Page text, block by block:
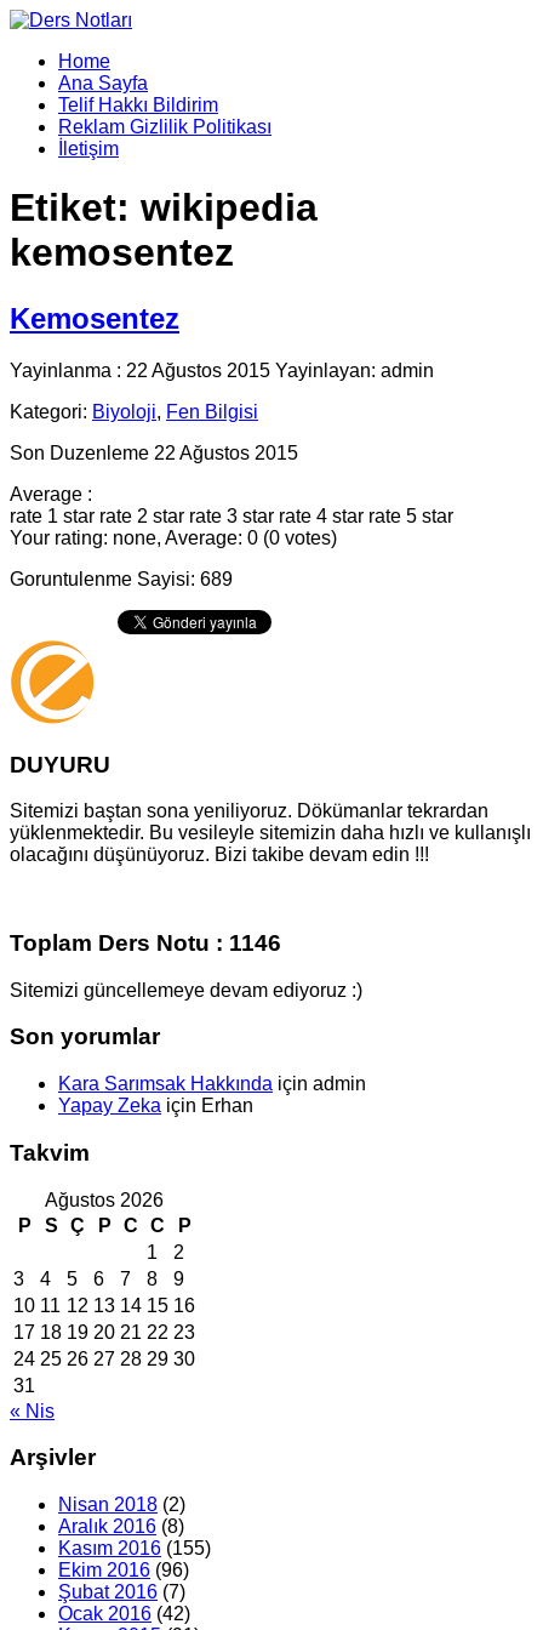
Home
Ana Sayfa
Telif Hakkı Bildirim
Reklam Gizlilik Politikası
İletişim
Etiket: wikipedia
kemosentez
Kemosentez
Yayinlanma : 22 Ağustos 2015 Yayinlayan: admin
Kategori: Biyoloji, Fen Bilgisi
Son Duzenleme 22 Ağustos 2015
Average :
rate 1 star rate 2 star rate 3 star rate 4 star rate 5 star
Your rating: none, Average: 0 (0 votes)
Goruntulenme Sayisi: 689
DUYURU
Sitemizi baştan sona yeniliyoruz. Dökümanlar tekrardan
yüklenmektedir. Bu vesileyle sitemizin daha hızlı ve kullanışlı
olacağını düşünüyoruz. Bizi takibe devam edin !!!
Toplam Ders Notu : 1146
Sitemizi güncellemeye devam ediyoruz :)
Son yorumlar
Kara Sarımsak Hakkında için admin
Yapay Zeka için Erhan
Takvim
Ağustos 2026
P
S Ç P C C
P
1
2
3
4 5 6 7 8
9
10 11 12 13 14 15 16
17 18 19 20 21 22 23
24 25 26 27 28 29 30
31
« Nis
Arşivler
Nisan 2018 (2)
Aralık 2016 (8)
Kasım 2016 (155)
Ekim 2016 (96)
Şubat 2016 (7)
Ocak 2016 (42)